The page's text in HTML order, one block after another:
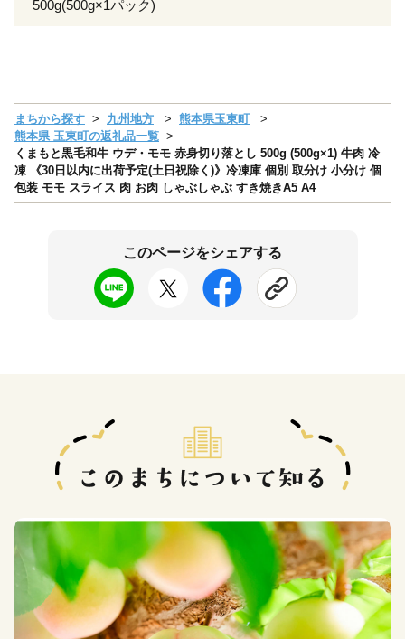
500g(500g×1パック)
まちから探す 九州地方
熊本県玉東町
熊本県 玉東町の返礼品一覧
くまもと黒毛和牛 ウデ・モモ 赤身切り落とし 500g (500g×1) 牛肉 冷
凍 《30日以内に出荷予定(土日祝除く)》冷凍庫 個別 取分け 小分け 個
包装 モモ スライス 肉 お肉 しゃぶしゃぶ すき焼きA5 A4
このページをシェアする